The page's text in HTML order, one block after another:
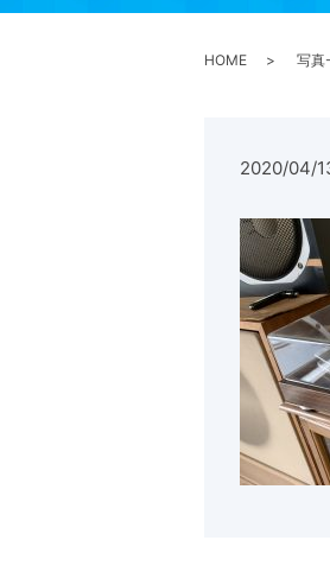
HOME 写
2020/04/